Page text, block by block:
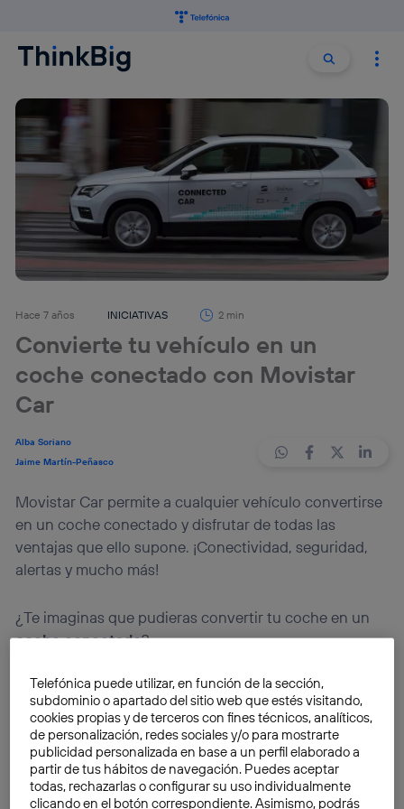
Buscar
Hace 7 años INICIATIVAS 2 min
Convierte tu vehículo en un
coche conectado con Movistar
Car
Alba Soriano
Jaime Martín-Peñasco
Movistar Car permite a cualquier vehículo convertirse
en un coche conectado y disfrutar de todas las
ventajas que ello supone. ¡Conectividad, seguridad,
alertas y mucho más!
¿Te imaginas que pudieras convertir tu coche en un
coche conectado?
Telefónicalanza una iniciativa que te permitirá
actualizar tu vehículode una manera muy sencilla.
Movistar Cares un servicio que conecta el vehículo
para hacerlomás seguro e inteligente. No necesita
casi instalación, ya que funciona a través de un
dispositivo externo y una app móvil, pero puedes ver
Telefónica puede utilizar, en función de la sección,
subdominio o apartado del sitio web que estés visitando,
cookies propias y de terceros con fines técnicos, analíticos,
de personalización, redes sociales y/o para mostrarte
publicidad personalizada en base a un perfil elaborado a
partir de tus hábitos de navegación. Puedes aceptar
todas, rechazarlas o configurar su uso individualmente
clicando en el botón correspondiente. Asimismo, podrás